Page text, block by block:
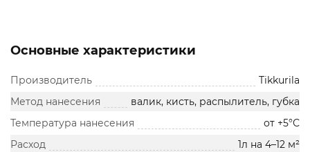
Основные характеристики
Производитель
Tikkurila
Метод нанесения
валик, кисть, распылитель, губка
Температура нанесения
от +5°С
Расход
1л на 4–12 м²